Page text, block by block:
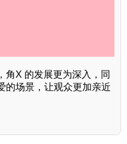
角X 的发展更为深入，同
的场景，让观众更加亲近